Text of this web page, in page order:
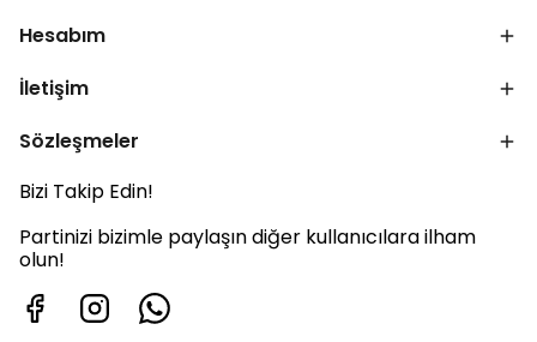
Hesabım
İletişim
Sözleşmeler
Bizi Takip Edin!
Partinizi bizimle paylaşın diğer kullanıcılara ilham
olun!